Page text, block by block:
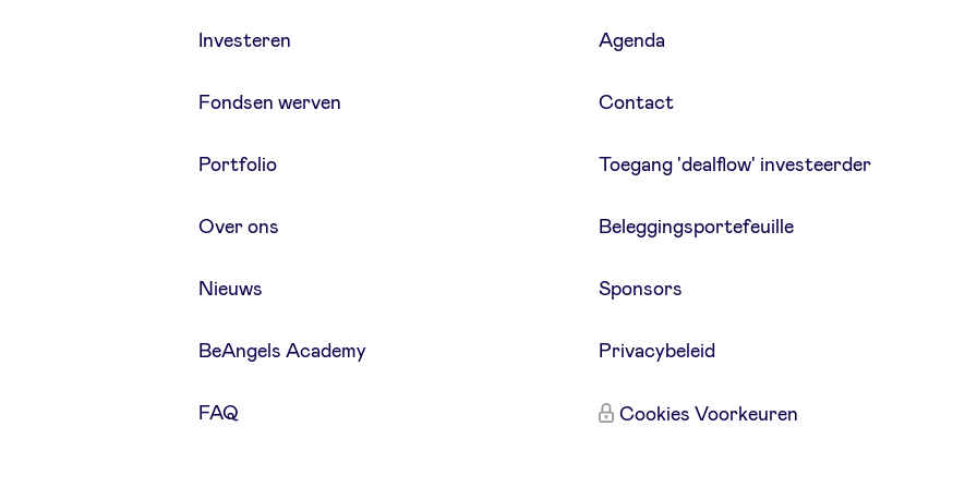
Investeren
Fondsen werven
Portfolio
Over ons
Nieuws
BeAngels Academy
FAQ
Agenda
Contact
Toegang 'dealflow' investeerder
Beleggingsportefeuille
Sponsors
Privacybeleid
Cookies Voorkeuren